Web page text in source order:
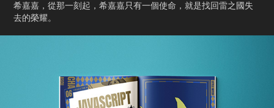
希嘉嘉，從那一刻起，希嘉嘉只有一個使命，就是找回雷之國失
去的榮耀。